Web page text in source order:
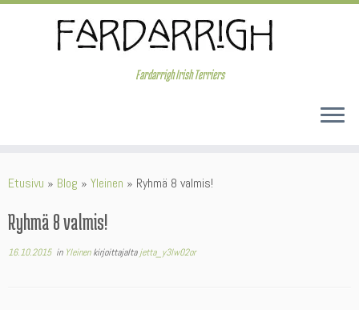
Skip
Fardarrigh Irish Terriers
Etusivu » Blog » Yleinen » Ryhmä 8 valmis!
Ryhmä 8 valmis!
16.10.2015in Yleinenkirjoittajaltajetta_y3lw02or